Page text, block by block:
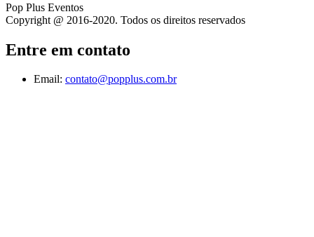
Pop Plus Eventos
Copyright @ 2016-2020. Todos os direitos reservados
Entre em contato
Email: contato@popplus.com.br